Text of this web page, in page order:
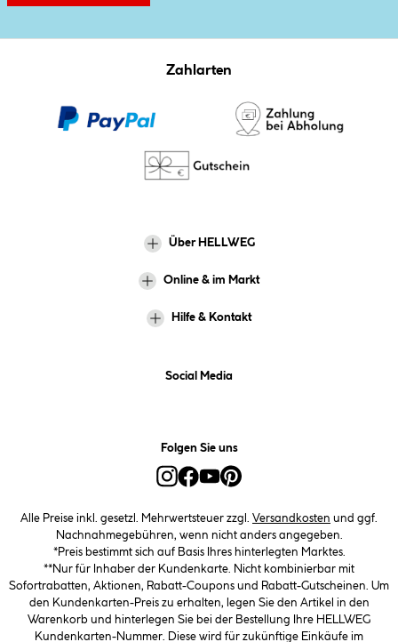
Zahlarten
Über HELLWEG
Online & im Markt
Hilfe & Kontakt
Social Media
Folgen Sie uns
Alle Preise inkl. gesetzl. Mehrwertsteuer zzgl. Versandkosten und ggf.
Nachnahmegebühren, wenn nicht anders angegeben.
*Preis bestimmt sich auf Basis Ihres hinterlegten Marktes.
**Nur für Inhaber der Kundenkarte. Nicht kombinierbar mit
Sofortrabatten, Aktionen, Rabatt-Coupons und Rabatt-Gutscheinen. Um
den Kundenkarten-Preis zu erhalten, legen Sie den Artikel in den
Warenkorb und hinterlegen Sie bei der Bestellung Ihre HELLWEG
Kundenkarten-Nummer. Diese wird für zukünftige Einkäufe im